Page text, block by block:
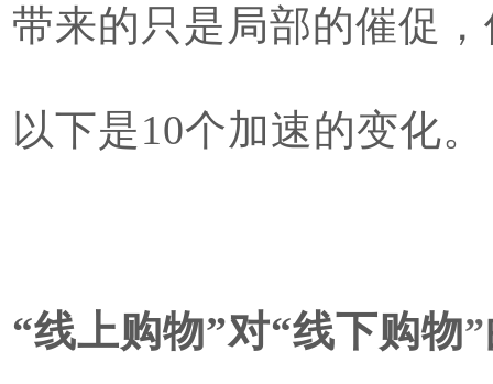
带来的只是局部的催促
以下是10个加速的变化。
“线上购物”对“线下购物”